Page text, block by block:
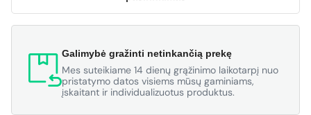
Galimybė gražinti netinkančią prekę
Mes suteikiame 14 dienų grąžinimo laikotarpį nuo
pristatymo datos visiems mūsų gaminiams,
įskaitant ir individualizuotus produktus.